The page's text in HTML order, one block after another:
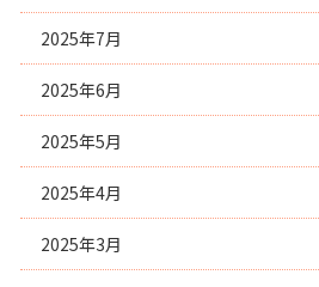
2025年7月
2025年6月
2025年5月
2025年4月
2025年3月